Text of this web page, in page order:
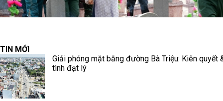
TIN MỚI
Giải phóng mặt bằng đường Bà Triệu: Kiên quyết
tình đạt lý